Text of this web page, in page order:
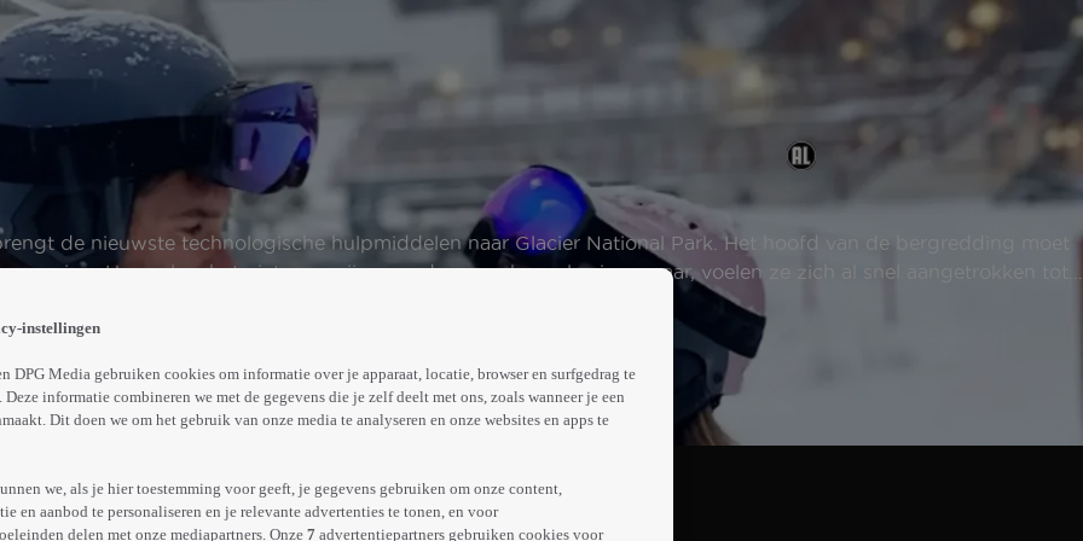
de nieuwste technologische hulpmiddelen naar Glacier National Park. Het hoofd van de bergredding moet
Hoewel ze het niet eens zijn over de aanpak van lawinegevaar, voelen ze zich al snel aangetrokken tot
Trailer
Meer
info
instellingen
DPG Media gebruiken cookies om informatie over je apparaat, locatie, browser en surfgedrag te
Deze informatie combineren we met de gegevens die je zelf deelt met ons, zoals wanneer je een
Dit doen we om het gebruik van onze media te analyseren en onze websites en apps te
we, als je hier toestemming voor geeft, je gegevens gebruiken om onze content,
en aanbod te personaliseren en je relevante advertenties te tonen, en voor
delen met onze mediapartners. Onze 7 advertentiepartners gebruiken cookies voor